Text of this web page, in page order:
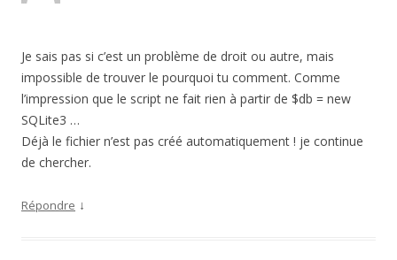
Je sais pas si c’est un problème de droit ou autre, mais
impossible de trouver le pourquoi tu comment. Comme
l’impression que le script ne fait rien à partir de $db = new
SQLite3 …
Déjà le fichier n’est pas créé automatiquement ! je continue
de chercher.
Répondre ↓